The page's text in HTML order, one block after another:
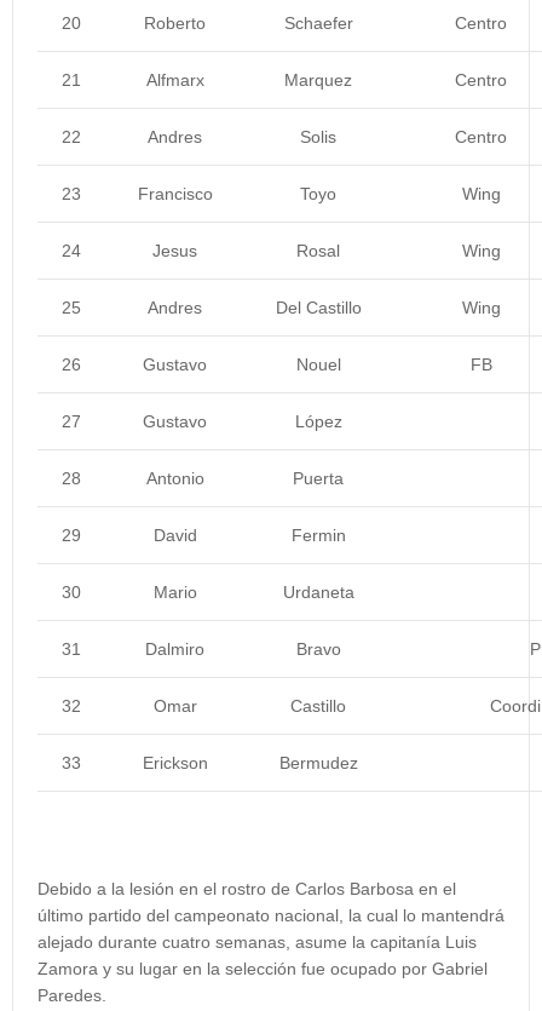
20 Roberto Schaefer Centro
21 Alfmarx Marquez Centro
22 Andres Solis Centro
23 Francisco Toyo Wing
24 Jesus Rosal Wing
25 Andres Del Castillo Wing
26 Gustavo Nouel FB
27 Gustavo López
28 Antonio Puerta
29 David Fermin
30 Mario Urdaneta
31 Dalmiro Bravo
32 Omar Castillo
33 Erickson Bermudez
Debido a la lesión en el rostro de Carlos Barbosa en el
último partido del campeonato nacional, la cual lo mantendrá
alejado durante cuatro semanas, asume la capitanía Luis
Zamora y su lugar en la selección fue ocupado por Gabriel
Paredes.